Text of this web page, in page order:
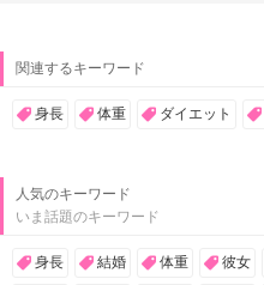
関連するキーワード
身長 体重 ダイエット
人気のキーワード
いま話題のキーワード
身長 結婚 体重 彼女